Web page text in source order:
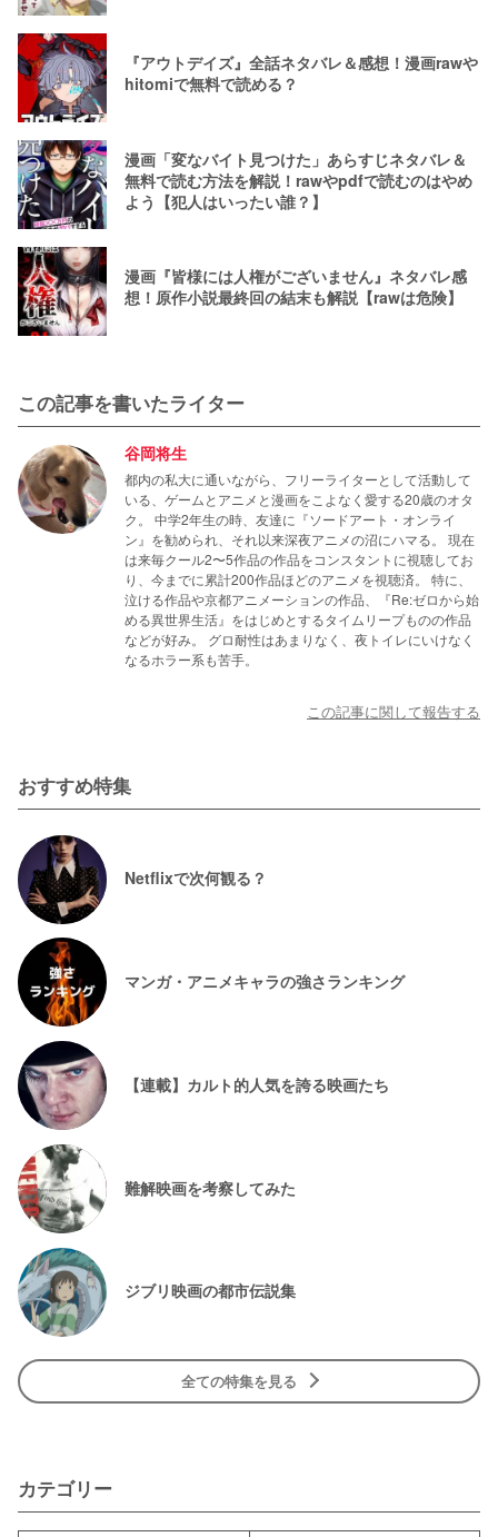
『アウトデイズ』全話ネタバレ＆感想！漫画rawや
hitomiで無料で読める？
漫画「変なバイト見つけた」あらすじネタバレ＆
無料で読む方法を解説！rawやpdfで読むのはやめ
よう【犯人はいったい誰？】
漫画『皆様には人権がございません』ネタバレ感
想！原作小説最終回の結末も解説【rawは危険】
この記事を書いたライター
谷岡将生
都内の私大に通いながら、フリーライターとして活動して
いる、ゲームとアニメと漫画をこよなく愛する20歳のオタ
ク。 中学2年生の時、友達に『ソードアート・オンライ
ン』を勧められ、それ以来深夜アニメの沼にハマる。 現在
は来毎クール2〜5作品の作品をコンスタントに視聴してお
り、今までに累計200作品ほどのアニメを視聴済。 特に、
泣ける作品や京都アニメーションの作品、『Re:ゼロから始
める異世界生活』をはじめとするタイムリープものの作品
などが好み。 グロ耐性はあまりなく、夜トイレにいけなく
なるホラー系も苦手。
この記事に関して報告する
おすすめ特集
Netflixで次何観る？
マンガ・アニメキャラの強さランキング
【連載】カルト的人気を誇る映画たち
難解映画を考察してみた
ジブリ映画の都市伝説集
全ての特集を見る
カテゴリー